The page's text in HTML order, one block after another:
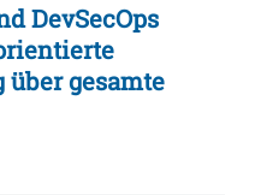
DevSecOps
gesamte